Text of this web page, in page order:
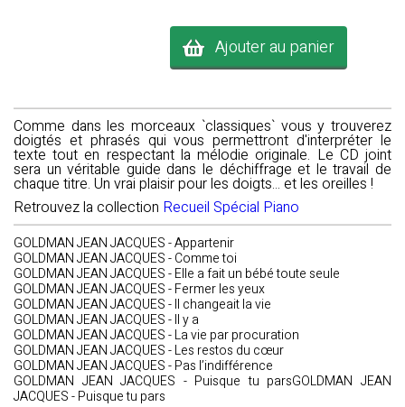
Ajouter au panier
Comme dans les morceaux `classiques` vous y trouverez
doigtés et phrasés qui vous permettront d'interpréter le
texte tout en respectant la mélodie originale. Le CD joint
sera un véritable guide dans le déchiffrage et le travail de
chaque titre. Un vrai plaisir pour les doigts... et les oreilles !
Retrouvez la collection Recueil Spécial Piano
GOLDMAN JEAN JACQUES - Appartenir
GOLDMAN JEAN JACQUES - Comme toi
GOLDMAN JEAN JACQUES - Elle a fait un bébé toute seule
GOLDMAN JEAN JACQUES - Fermer les yeux
GOLDMAN JEAN JACQUES - Il changeait la vie
GOLDMAN JEAN JACQUES - Il y a
GOLDMAN JEAN JACQUES - La vie par procuration
GOLDMAN JEAN JACQUES - Les restos du cœur
GOLDMAN JEAN JACQUES - Pas l’indifférence
GOLDMAN JEAN JACQUES - Puisque tu parsGOLDMAN JEAN
JACQUES - Puisque tu pars